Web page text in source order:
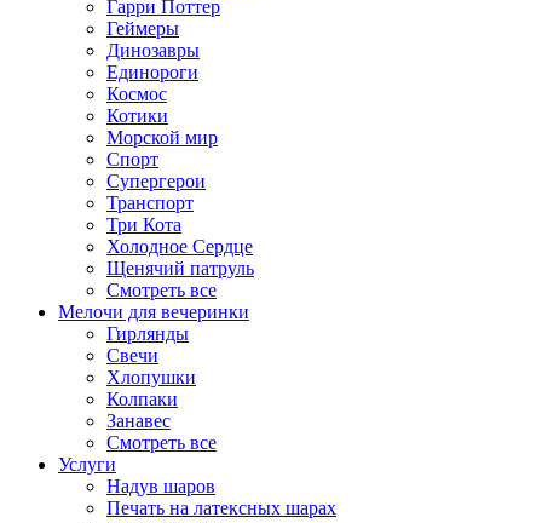
Гарри Поттер
Геймеры
Динозавры
Единороги
Космос
Котики
Морской мир
Спорт
Супергерои
Транспорт
Три Кота
Холодное Сердце
Щенячий патруль
Смотреть все
Мелочи для вечеринки
Гирлянды
Свечи
Хлопушки
Колпаки
Занавес
Смотреть все
Услуги
Надув шаров
Печать на латексных шарах